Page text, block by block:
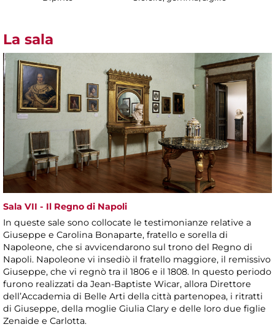
La sala
Sala VII - Il Regno di Napoli
In queste sale sono collocate le testimonianze relative a
Giuseppe e Carolina Bonaparte, fratello e sorella di
Napoleone, che si avvicendarono sul trono del Regno di
Napoli. Napoleone vi insediò il fratello maggiore, il remissivo
Giuseppe, che vi regnò tra il 1806 e il 1808. In questo periodo
furono realizzati da Jean-Baptiste Wicar, allora Direttore
dell’Accademia di Belle Arti della città partenopea, i ritratti
di Giuseppe, della moglie Giulia Clary e delle loro due figlie
Zenaide e Carlotta.